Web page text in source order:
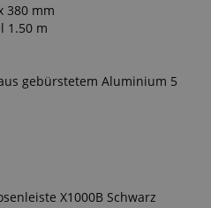
380 mm
1.50 m
gebürstetem Aluminium 5
X1000B Schwarz